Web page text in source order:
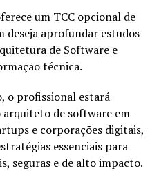
um TCC opcional de
deseja aprofundar estudos
de Software e
técnica.
o profissional estará
de software em
e corporações digitais,
essenciais para
seguras e de alto impacto.